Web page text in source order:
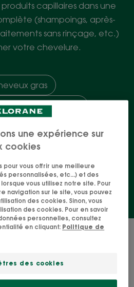
capillaires dans une
(shampoings, après-
sans rinçage, etc.)
votre chevelure.
gras
les cheveux crépus
ondulés
& affinés
+ 16
"Soins naturels pour
réparateur
une expérience sur
cookies
pour vous offrir une meilleure
personnalisées, etc...) et des
vous utilisez notre site. Pour
navigation sur le site, vous pouvez
des cookies. Sinon, vous
des cookies. Pour en savoir
personnelles, consultez
en cliquant: Politique de
des cookies